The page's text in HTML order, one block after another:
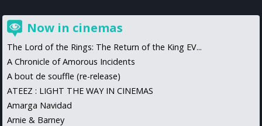
Now in cinemas
The Lord of the Rings: The Return of the King EV...
A Chronicle of Amorous Incidents
A bout de souffle (re-release)
ATEEZ : LIGHT THE WAY IN CINEMAS
Amarga Navidad
Arnie & Barney